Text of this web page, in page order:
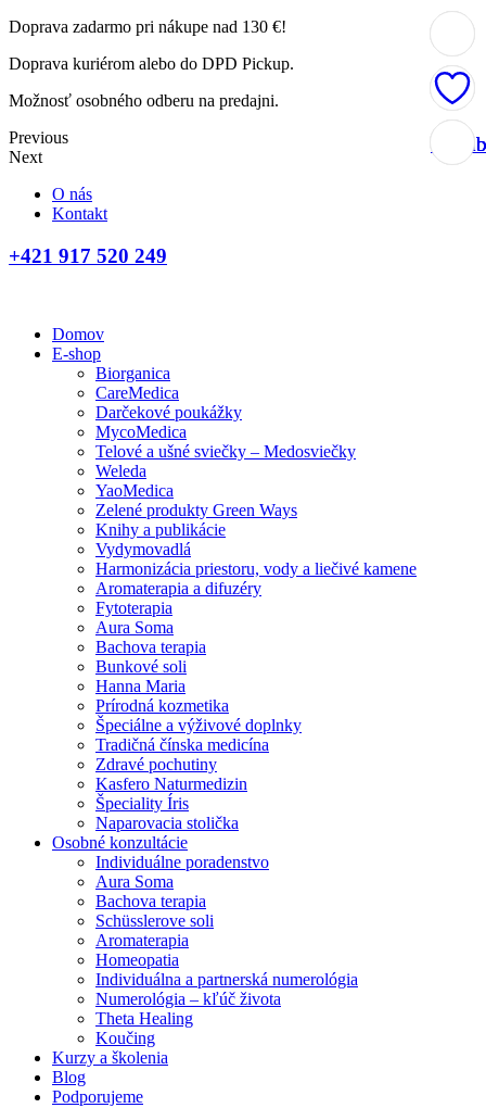
Doprava zadarmo pri nákupe nad 130 €!
Doprava kuriérom alebo do DPD Pickup.
Možnosť osobného odberu na predajni.
Previous
Next
O nás
Kontakt
+421 917 520 249
Domov
E-shop
Biorganica
CareMedica
Darčekové poukážky
MycoMedica
Telové a ušné sviečky – Medosviečky
Weleda
YaoMedica
Zelené produkty Green Ways
Knihy a publikácie
Vydymovadlá
Harmonizácia priestoru, vody a liečivé kamene
Aromaterapia a difuzéry
Fytoterapia
Aura Soma
Bachova terapia
Bunkové soli
Hanna Maria
Prírodná kozmetika
Špeciálne a výživové doplnky
Tradičná čínska medicína
Zdravé pochutiny
Kasfero Naturmedizin
Špeciality Íris
Naparovacia stolička
Osobné konzultácie
Individuálne poradenstvo
Aura Soma
Bachova terapia
Schüsslerove soli
Aromaterapia
Homeopatia
Individuálna a partnerská numerológia
Numerológia – kľúč života
Theta Healing
Koučing
Kurzy a školenia
Blog
Podporujeme